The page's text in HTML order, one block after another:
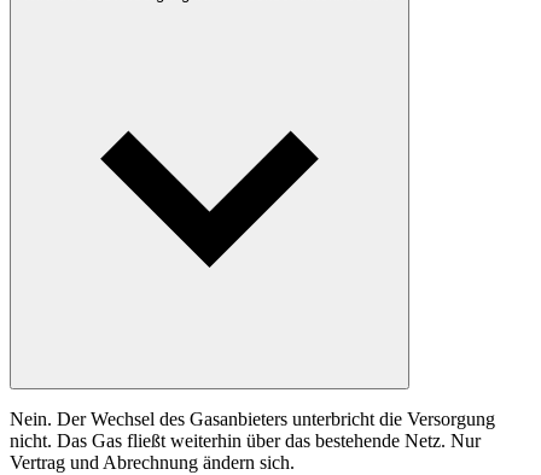
Nein. Der Wechsel des Gasanbieters unterbricht die Versorgung
nicht. Das Gas fließt weiterhin über das bestehende Netz. Nur
Vertrag und Abrechnung ändern sich.